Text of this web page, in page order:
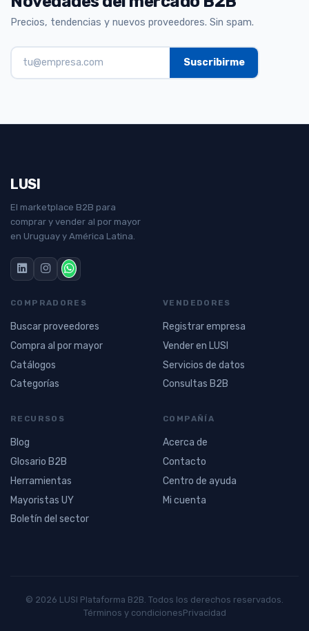
Precios, tendencias y nuevos proveedores. Sin spam.
LUSI
El marketplace B2B para
comprar y vender al por mayor
en Uruguay y América Latina.
COMPRADORES
Buscar proveedores
Compra al por mayor
Catálogos
Categorías
VENDEDORES
Registrar empresa
Vender en LUSI
Servicios de datos
Consultas B2B
RECURSOS
Blog
Glosario B2B
Herramientas
Mayoristas UY
Boletín del sector
COMPAÑÍA
Acerca de
Contacto
Centro de ayuda
Mi cuenta
© 2026 LUSI Plataforma B2B. Todos los derechos reservados.
Términos y condicionesPrivacidad